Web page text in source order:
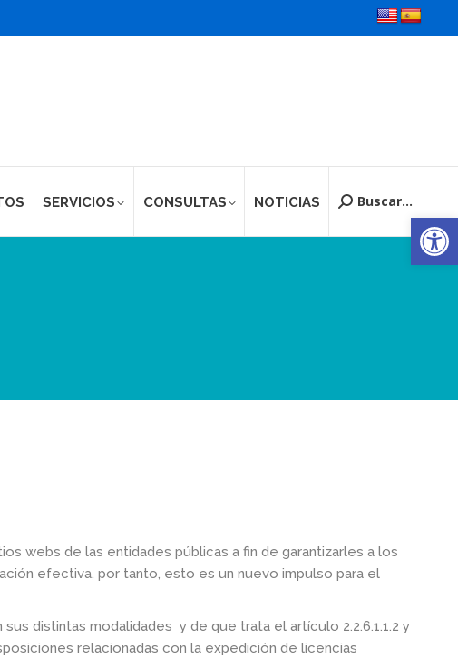
SERVICIOS CONSULTAS NOTICIAS Buscar:
Buscar...
webs de las entidades públicas a fin de garantizarles a los
efectiva, por tanto, esto es un nuevo impulso para el
distintas modalidades y de que trata el artículo 2.2.6.1.1.2 y
relacionadas con la expedición de licencias